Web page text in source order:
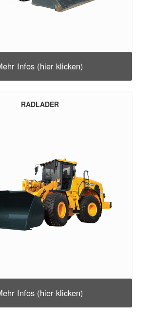
Infos (hier klicken)
RADLADER
Infos (hier klicken)